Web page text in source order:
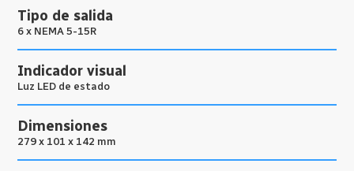
Tipo de salida
6 x NEMA 5-15R
Indicador visual
Luz LED de estado
Dimensiones
279 x 101 x 142 mm